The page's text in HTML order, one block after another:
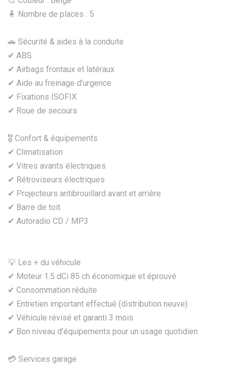
🧍 Nombre de places : 5
🚗 Sécurité & aides à la conduite
✔ ABS
✔ Airbags frontaux et latéraux
✔ Aide au freinage d’urgence
✔ Fixations ISOFIX
✔ Roue de secours
🎖️ Confort & équipements
✔ Climatisation
✔ Vitres avants électriques
✔ Rétroviseurs électriques
✔ Projecteurs antibrouillard avant et arrière
✔ Barre de toit
✔ Autoradio CD / MP3
💡 Les + du véhicule
✔ Moteur 1.5 dCi 85 ch économique et éprouvé
✔ Consommation réduite
✔ Entretien important effectué (distribution neuve)
✔ Véhicule révisé et garanti 3 mois
✔ Bon niveau d'équipements pour un usage quotidien
💳 Services garage